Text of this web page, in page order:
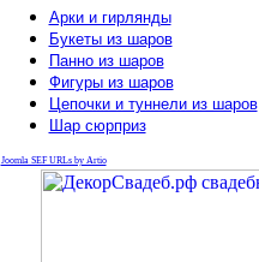
Арки и гирлянды
Букеты из шаров
Панно из шаров
Фигуры из шаров
Цепочки и туннели из шаров
Шар сюрприз
Joomla SEF URLs by Artio